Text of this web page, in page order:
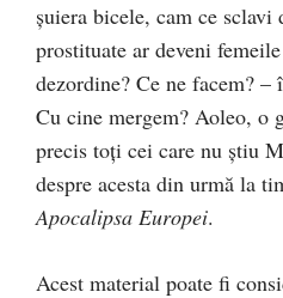
şuiera bicele, cam ce sclavi
prostituate ar deveni
dezordine? Ce ne facem? –
Cu cine mergem? Aoleo,
precis toţi cei care nu ştiu
despre acesta din urmă la
Apocalipsa Europei.
Acest material poate fi